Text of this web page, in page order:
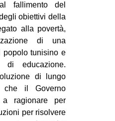
fallimento del
obiettivi della
alla povertà,
di una
popolo tunisino e
di educazione.
di lungo
che il Governo
ragionare per
per risolvere